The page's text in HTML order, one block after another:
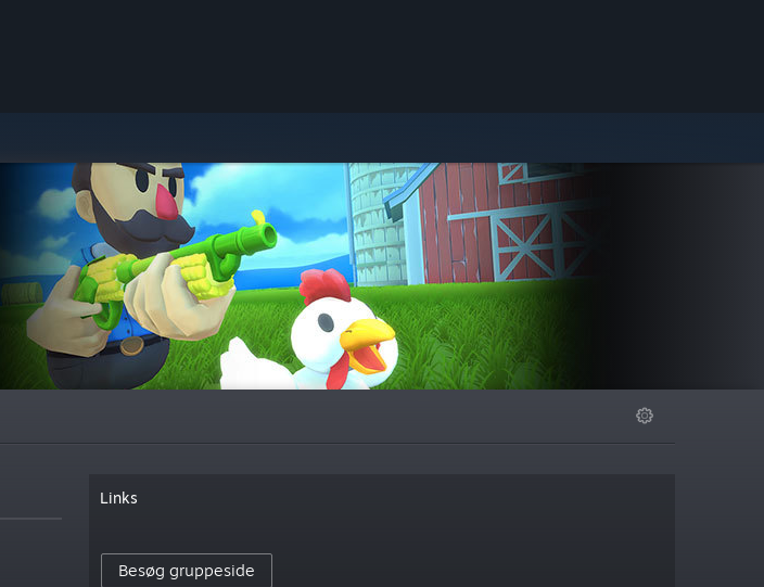
Links
Besøg gruppeside